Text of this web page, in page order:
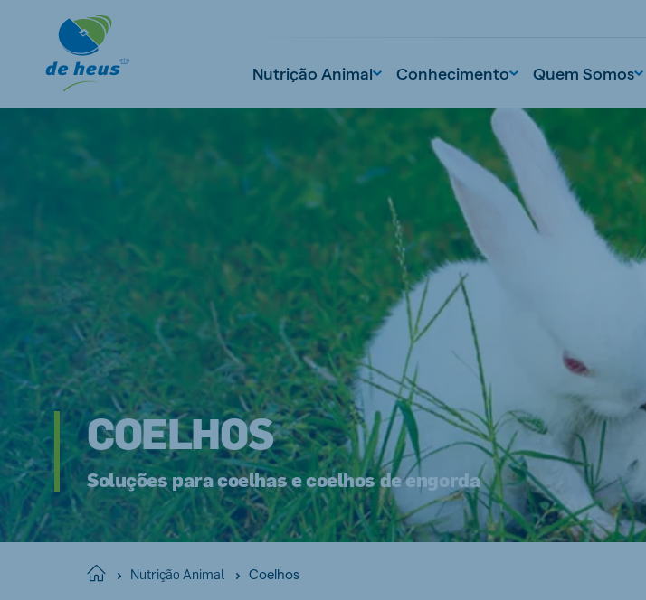
Nutrição Animal Conhecimento Quem Somos
COELHOS
Soluções para coelhas e coelhos de engorda
Home Nutrição Animal Coelhos